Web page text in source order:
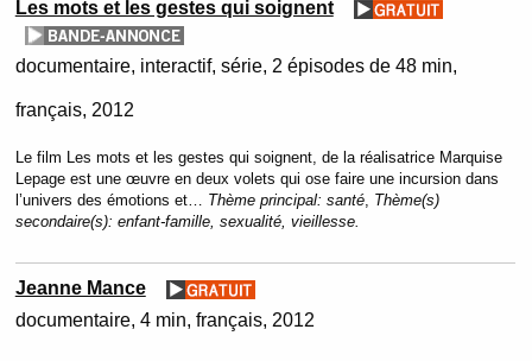
Les mots et les gestes qui soignent
documentaire interactif série 2 épisodes de 48 min
français 2012
Le film Les mots et les gestes qui soignent, de la réalisatrice Marquise
Lepage est une œuvre en deux volets qui ose faire une incursion dans
l’univers des émotions et… Thème principal: santé, Thème(s)
secondaire(s): enfant-famille, sexualité, vieillesse.
Jeanne Mance
documentaire 4 min français 2012